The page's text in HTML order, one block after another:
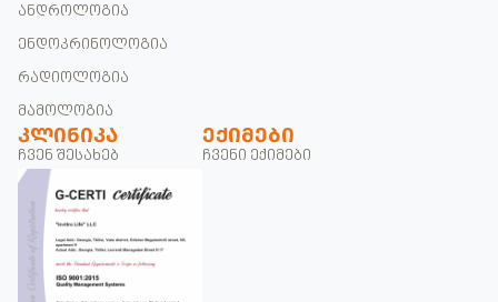
ანდროლოგია
ენდოკრინოლოგია
რადიოლოგია
მამოლოგია
ᲙᲚᲘᲜᲘᲙᲐ
ჩვენ შესახებ
ᲔᲥᲘᲛᲔᲑᲘ
ჩვენი ექიმები